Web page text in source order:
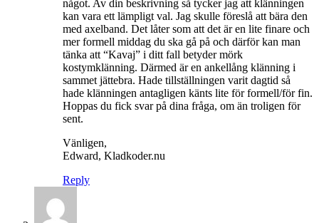
något. Av din beskrivning så tycker jag att klänningen
kan vara ett lämpligt val. Jag skulle föreslå att bära den
med axelband. Det låter som att det är en lite finare och
mer formell middag du ska gå på och därför kan man
tänka att “Kavaj” i ditt fall betyder mörk
kostymklänning. Därmed är en ankellång klänning i
sammet jättebra. Hade tillställningen varit dagtid så
hade klänningen antagligen känts lite för formell/för fin.
Hoppas du fick svar på dina fråga, om än troligen för
sent.
Vänligen,
Edward, Kladkoder.nu
Reply